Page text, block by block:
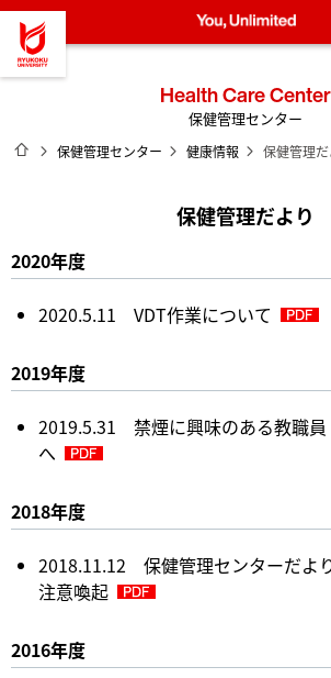
龍谷大学 You, Unlimited
Health Care Center
保健管理センター
ホーム
保健管理センター 健康情報 保健管理だ
保健管理だより
2020年度
2020.5.11 VDT作業について
2019年度
2019.5.31 禁煙に興味のある教職員
へ
2018年度
2018.11.12 保健管理センターだよ
注意喚起
2016年度